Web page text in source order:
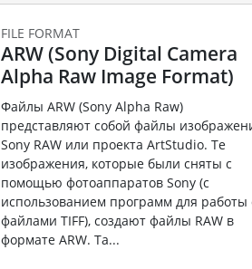
FILE FORMAT
ARW (Sony Digital Camera
Alpha Raw Image Format)
Файлы ARW (Sony Alpha Raw)
представляют собой файлы
Sony RAW или проекта ArtStudio. Те
изображения, которые были сняты с
помощью фотоаппаратов Sony (с
использованием программ для работы
файлами TIFF), создают файлы RAW в
формате ARW. Та...